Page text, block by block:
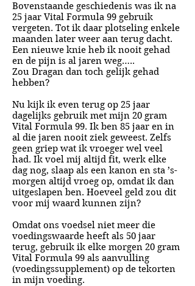
Bovenstaande geschiedenis was ik na
25 jaar Vital Formula 99 gebruik
vergeten. Tot ik daar plotseling enkele
maanden later weer aan terug dacht.
Een nieuwe knie heb ik nooit gehad
en de pijn is al jaren weg…..
Zou Dragan dan toch gelijk gehad
hebben?
Nu kijk ik even terug op 25 jaar
dagelijks gebruik met mijn 20 gram
Vital Formula 99. Ik ben 85 jaar en in
al die jaren nooit ziek geweest. Zelfs
geen griep wat ik vroeger wel veel
had. Ik voel mij altijd fit, werk elke
dag nog, slaap als een kanon en sta ’s-
morgen altijd vroeg op, omdat ik dan
uitgeslapen ben. Hoeveel geld zou dit
voor mij waard kunnen zijn?
Omdat ons voedsel niet meer die
voedingswaarde heeft als 50 jaar
terug, gebruik ik elke morgen 20 gram
Vital Formula 99 als aanvulling
(voedingssupplement) op de tekorten
in mijn voeding.